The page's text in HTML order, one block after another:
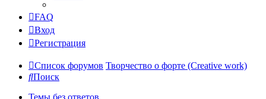
FAQ
Вход
Регистрация
Список форумов Творчество о форте (Creative work)
Поиск